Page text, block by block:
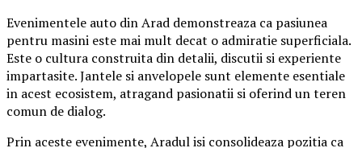
Evenimentele auto din Arad demonstreaza ca pasiunea
pentru masini este mai mult decat o admiratie superficiala.
Este o cultura construita din detalii, discutii si experiente
impartasite. Jantele si anvelopele sunt elemente esentiale
in acest ecosistem, atragand pasionatii si oferind un teren
comun de dialog.
Prin aceste evenimente, Aradul isi consolideaza pozitia ca